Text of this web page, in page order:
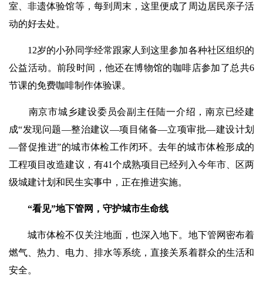
室、非遗体验馆等，每到周末，这里便成了周边居民亲子活
动的好去处。
12岁的小孙同学经常跟家人到这里参加各种社区组织的
公益活动。前段时间，他还在博物馆的咖啡店参加了总共6
节课的免费咖啡制作体验课。
南京市城乡建设委员会副主任陆一介绍，南京已经建
成“发现问题—整治建议—项目储备—立项审批—建设计划
—督促推进”的城市体检工作闭环。去年的城市体检形成的
工程项目改造建议，有41个成熟项目已经列入今年市、区两
级城建计划和民生实事中，正在推进实施。
“看见”地下管网，守护城市生命线
城市体检不仅关注地面，也深入地下。地下管网密布着
燃气、热力、电力、排水等系统，直接关系着群众的生活和
安全。